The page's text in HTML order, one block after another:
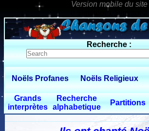
0 $limitbot 1 $limittot 2
Recherche :
Noëls Profanes Noëls Religieux
Grands
interprètes
Recherche
alphabetique
Partitions